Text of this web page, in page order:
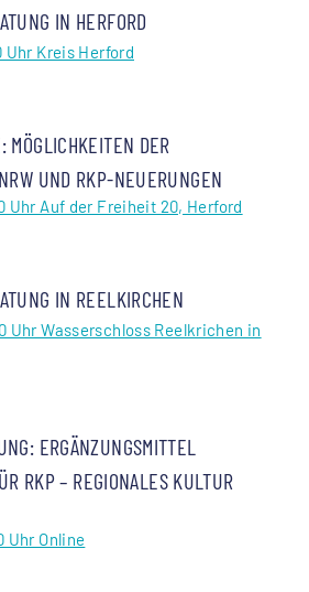
IN HERFORD
Uhr Kreis Herford
MÖGLICHKEITEN DER
UND RKP-NEUERUNGEN
Uhr Auf der Freiheit 20, Herford
IN REELKIRCHEN
Uhr Wasserschloss Reelkrichen in
ERGÄNZUNGSMITTEL
RKP – REGIONALES KULTUR
Uhr Online